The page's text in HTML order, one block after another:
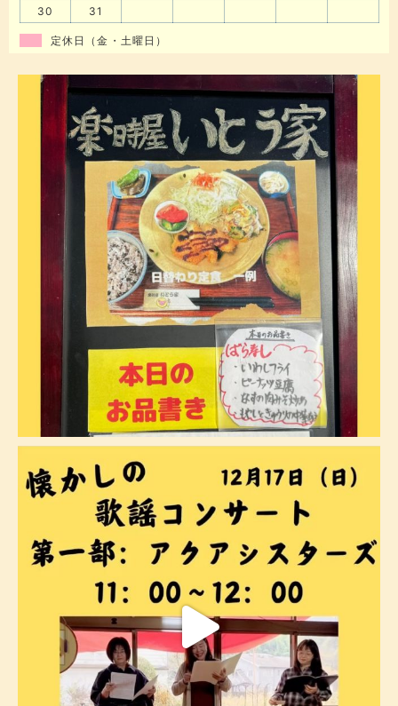
30
31
定休日（金・土曜日）